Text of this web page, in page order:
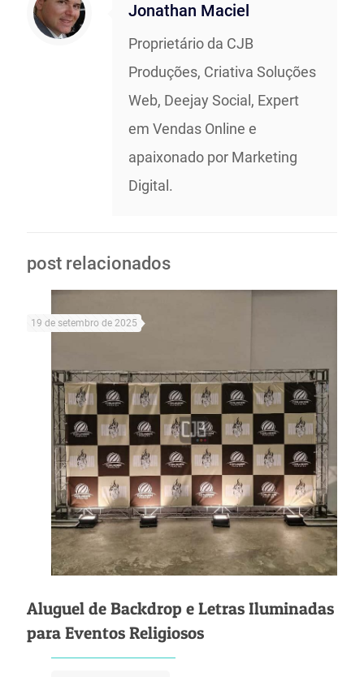
Jonathan Maciel
Proprietário da CJB
Produções, Criativa Soluções
Web, Deejay Social, Expert
em Vendas Online e
apaixonado por Marketing
Digital.
post relacionados
19 de setembro de 2025
Aluguel de Backdrop e Letras Iluminadas
para Eventos Religiosos